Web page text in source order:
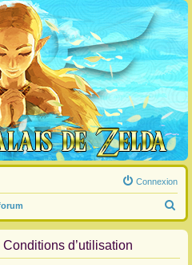
Connexion
e
d’utilisation